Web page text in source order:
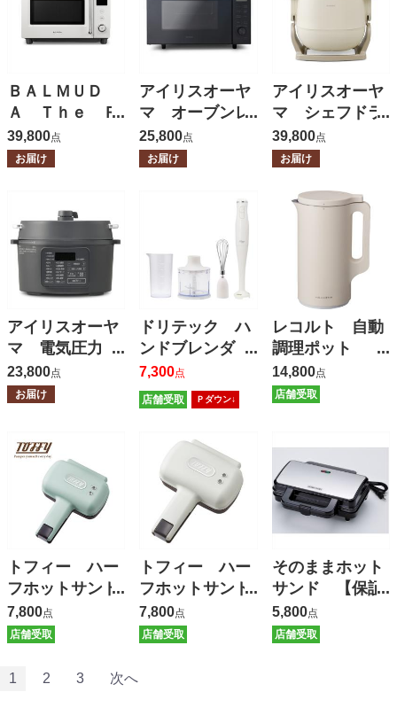
ＢＡＬＭＵＤ
Ａ Ｔｈｅ Ｒ
ａｎｇｅ Ｓ
【保証有】
39,800点
お届け
アイリスオーヤ
マ オーブンレ
ンジ １８Ｌ
【保証有】
25,800点
お届け
アイリスオーヤ
マ シェフドラ
ム 【保証有】
39,800点
お届け
アイリスオーヤ
マ 電気圧力
鍋 ３．０Ｌ
【保証有】
23,800点
お届け
ドリテック ハ
ンドブレンダ
ー デリスティ
ック 【保証
有】
7,300点
店舗受取 Ｐダウン↓
レコルト 自動
調理ポット
【保証有】
14,800点
店舗受取
トフィー ハー
フホットサンド
メーカー 【保
証有】
7,800点
店舗受取
トフィー ハー
フホットサンド
メーカー 【保
証有】
7,800点
店舗受取
そのままホット
サンド 【保証
有】
5,800点
店舗受取
1 2 3 次へ